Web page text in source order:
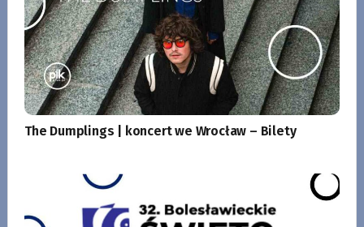
The Dumplings | koncert we Wrocław – Bilety